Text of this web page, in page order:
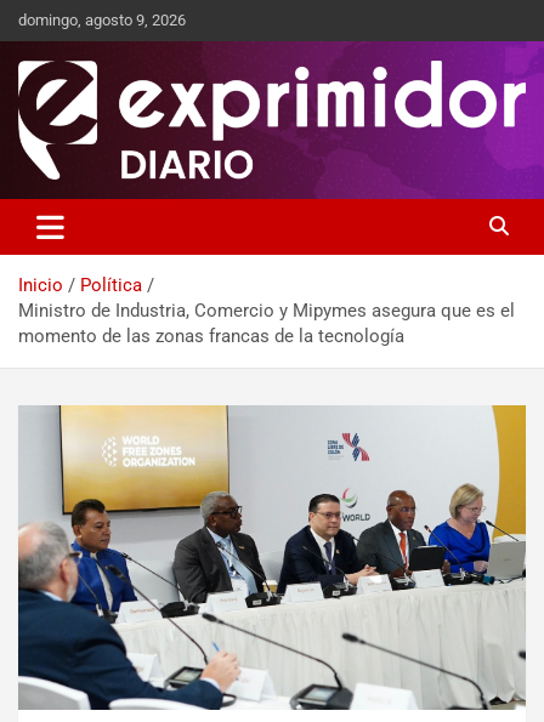
domingo, agosto 9, 2026
Exprimidor media
Inicio
Política
Ministro de Industria, Comercio y Mipymes asegura que es el
momento de las zonas francas de la tecnología